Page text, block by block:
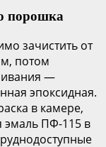
порошка
зачистить от
потом
—
эпоксидная.
в камере,
эмаль ПФ-115 в